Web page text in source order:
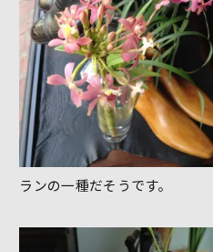
ランの一種だそうです。